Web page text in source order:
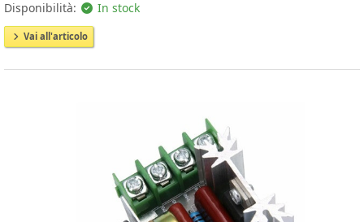
Disponibilità: In stock
Vai all'articolo